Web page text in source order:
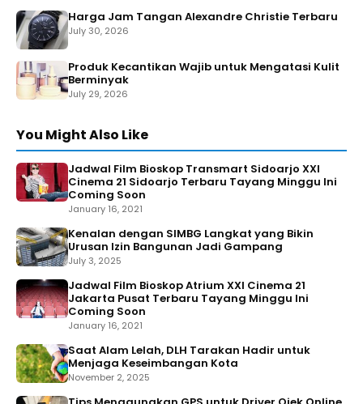
Harga Jam Tangan Alexandre Christie Terbaru
July 30, 2026
Produk Kecantikan Wajib untuk Mengatasi Kulit
Berminyak
July 29, 2026
You Might Also Like
Jadwal Film Bioskop Transmart Sidoarjo XXI
Cinema 21 Sidoarjo Terbaru Tayang Minggu Ini
Coming Soon
January 16, 2021
Kenalan dengan SIMBG Langkat yang Bikin
Urusan Izin Bangunan Jadi Gampang
July 3, 2025
Jadwal Film Bioskop Atrium XXI Cinema 21
Jakarta Pusat Terbaru Tayang Minggu Ini
Coming Soon
January 16, 2021
Saat Alam Lelah, DLH Tarakan Hadir untuk
Menjaga Keseimbangan Kota
November 2, 2025